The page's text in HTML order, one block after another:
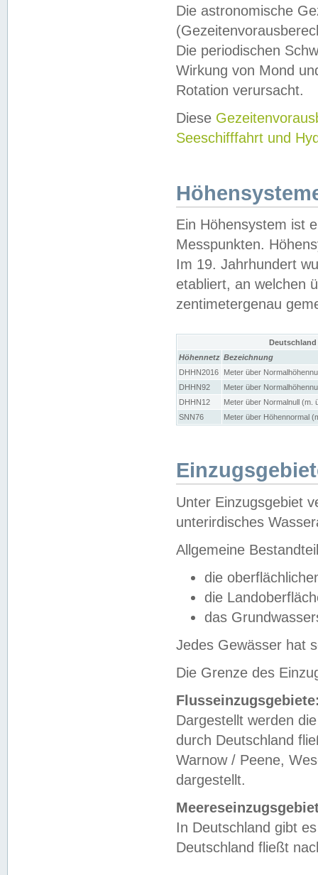
Die astronomische
Die periodischen
Wirkung von Mond
Rotation verursacht.
Diese
Seeschifffahrt und
Ein Höhensystem ist
Messpunkten.
Im 19. Jahrhundert
etabliert, an welchen
zentimetergenau
Höhennetz Bezeichnung
DHHN2016
Meter über
DHHN92
Meter über
DHHN12
Meter über Normalnull (m.
SNN76
Meter über Höhennormal
Unter Einzugsgebiet
unterirdisches
Allgemeine
die
die
das
Jedes Gewässer hat
Die Grenze des
Dargestellt werden
durch Deutschland
Warnow / Peene,
dargestellt.
In Deutschland gibt
Deutschland fließt